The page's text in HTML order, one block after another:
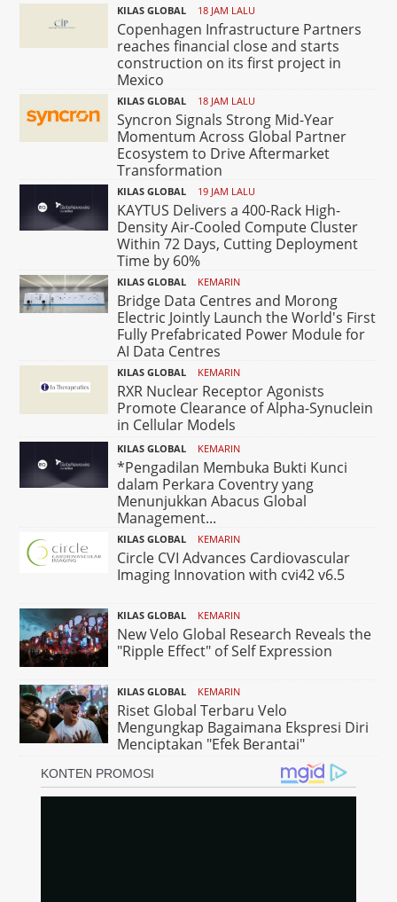
KILAS GLOBAL 18 JAM LALU
Copenhagen Infrastructure Partners
reaches financial close and starts
construction on its first project in
Mexico
KILAS GLOBAL 18 JAM LALU
Syncron Signals Strong Mid-Year
Momentum Across Global Partner
Ecosystem to Drive Aftermarket
Transformation
KILAS GLOBAL 19 JAM LALU
KAYTUS Delivers a 400-Rack High-
Density Air-Cooled Compute Cluster
Within 72 Days, Cutting Deployment
Time by 60%
KILAS GLOBAL KEMARIN
Bridge Data Centres and Morong
Electric Jointly Launch the World's First
Fully Prefabricated Power Module for
AI Data Centres
KILAS GLOBAL KEMARIN
RXR Nuclear Receptor Agonists
Promote Clearance of Alpha-Synuclein
in Cellular Models
KILAS GLOBAL KEMARIN
*Pengadilan Membuka Bukti Kunci
dalam Perkara Coventry yang
Menunjukkan Abacus Global
Management...
KILAS GLOBAL KEMARIN
Circle CVI Advances Cardiovascular
Imaging Innovation with cvi42 v6.5
KILAS GLOBAL KEMARIN
New Velo Global Research Reveals the
"Ripple Effect" of Self Expression
KILAS GLOBAL KEMARIN
Riset Global Terbaru Velo
Mengungkap Bagaimana Ekspresi Diri
Menciptakan "Efek Berantai"